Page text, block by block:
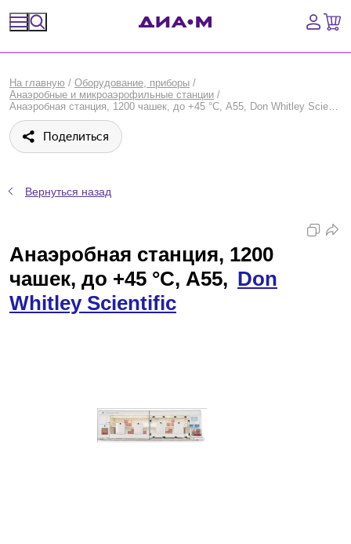
Оборудование, приборы
Расходные материалы, пластик, стекло
Библиотека
Войти
На главную / Оборудование, приборы /
Анаэробные и микроаэрофильные станции /
Анаэробная станция, 1200 чашек, до +45 °С, А55, Don Whitley Scientific
Поделиться
Вернуться назад
Анаэробная станция, 1200
чашек, до +45 °С, А55, Don
Whitley Scientific